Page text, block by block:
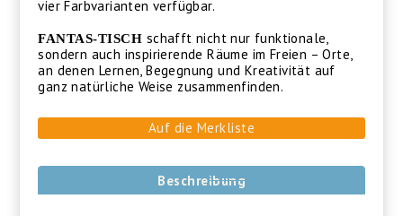
vier Farbvarianten verfügbar.
FANTAS-TISCH schafft nicht nur funktionale,
sondern auch inspirierende Räume im Freien – Orte,
an denen Lernen, Begegnung und Kreativität auf
ganz natürliche Weise zusammenfinden.
Auf die Merkliste
Beschreibung